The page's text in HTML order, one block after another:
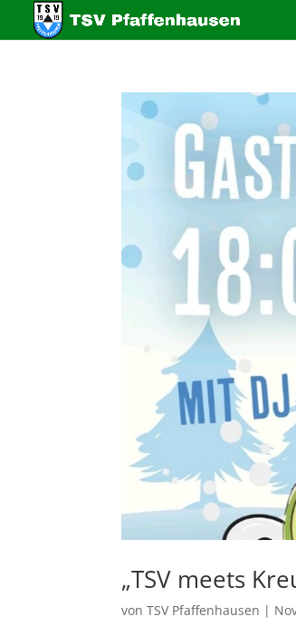
„TSV meets
vonTSV Pfaffenhausen |